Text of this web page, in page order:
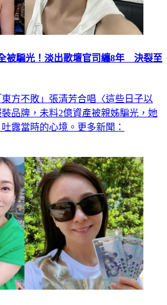
被騙光！淡出歌壇官司纏8年 決裂至
方不敗」張清芳合唱〈這些日子以
品牌，未料2億資產被親姊騙光，她
露當時的心境。更多新聞：